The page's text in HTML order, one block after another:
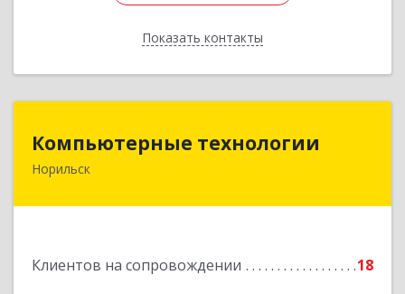
Показать контакты
Назад
Компьютерные технологии
Норильск
Клиентов на сопровождении 18
663302, Красноярский край, Норильск г,